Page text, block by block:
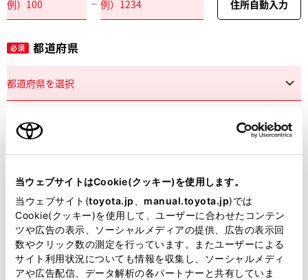
当ウェブサイトはCookie(クッキー)を使用します。
当ウェブサイト(toyota.jp manual.toyota.jp)では
Cookie(クッキー)を使用して、ユーザーに合わせたコンテン
ツや広告の表示、ソーシャルメディアの提供、広告の表示回
数やクリック数の測定を行っています。またユーザーによる
サイト利用状況についても情報を収集し、ソーシャルメディ
アや広告配信、データ解析の各パートナーと共有していま
住所自動入力
必須 都道府県
市区町村名
必須 丁目番地